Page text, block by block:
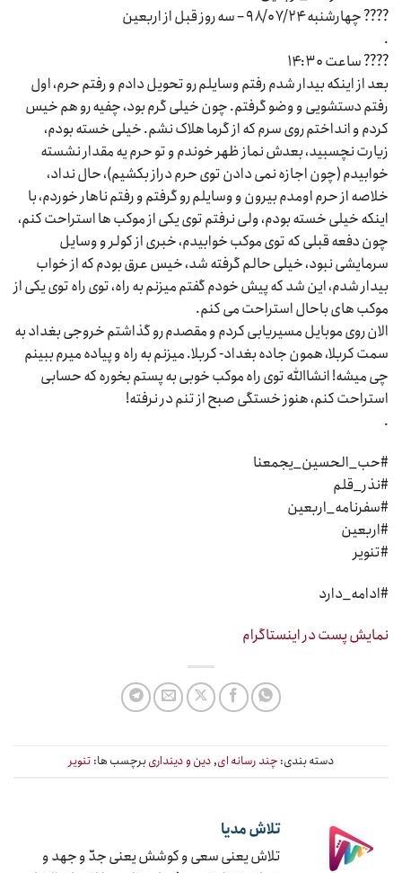
???? چهارشنبه ۹۸/۰۷/۲۴ – سه روز قبل از اربعین
.
???? ساعت ۱۴:۳۰
بعد از اینکه بیدار شدم رفتم وسایلم رو تحویل دادم و رفتم حرم، اول
رفتم دستشویی و وضو گرفتم. چون خیلی گرم بود، چفیه رو هم خیس
کردم و انداختم روی سرم که از گرما هلاک نشم. خیلی خسته بودم،
زیارت نچسبید، بعدش نماز ظهر خوندم و تو حرم یه مقدار نشسته
خوابیدم (چون اجازه نمی دادن توی حرم دراز بکشیم)، حال نداد،
خلاصه از حرم اومدم بیرون و وسایلم رو گرفتم و رفتم ناهار خوردم، با
اینکه خیلی خسته بودم، ولی نرفتم توی یکی از موکب ها استراحت کنم،
چون دفعه قبلی که توی موکب خوابیدم، خبری از کولر و وسایل
سرمایشی نبود، خیلی حالم گرفته شد، خیس عرق بودم که از خواب
بیدار شدم، این شد که پیش خودم گفتم میزنم به راه، توی راه توی یکی از
موکب های باحال استراحت می کنم.
الان روی موبایل مسیریابی کردم و مقصدم رو گذاشتم خروجی بغداد به
سمت کربلا، همون جاده بغداد- کربلا. میزنم به راه و پیاده میرم ببینم
چی میشه! انشاالله توی راه موکب خوبی به پستم بخوره که حسابی
استراحت کنم، هنوز خستگی صبح از تنم در نرفته!
.
#حب_الحسین_یجمعنا
#نذر_قلم
#سفرنامه_اربعین
#اربعین
#تنویر
#ادامه_دارد
نمایش پست در اینستاگرام
دسته بندی: چند رسانه ای,دین و دینداریبرچسب ها: تنویر
تلاش مدیا
تلاش یعنی سعی و کوشش یعنی جدّ و جهد و